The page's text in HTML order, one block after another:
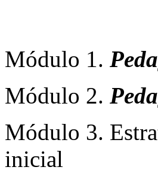
Módulo 1.
Módulo 2.
Módulo 3.
inicial